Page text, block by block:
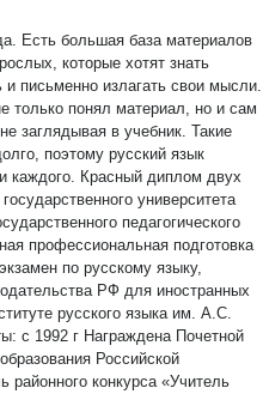
Есть большая база материалов
которые хотят знать
и письменно излагать свои мысли.
только понял материал, но и сам
заглядывая в учебник. Такие
поэтому русский язык
диплом двух
педагогического
профессиональная подготовка
по русскому языку,
РФ для иностранных
русского языка им. А.С.
с 1992 г Награждена Почетной
Российской
конкурса «Учитель